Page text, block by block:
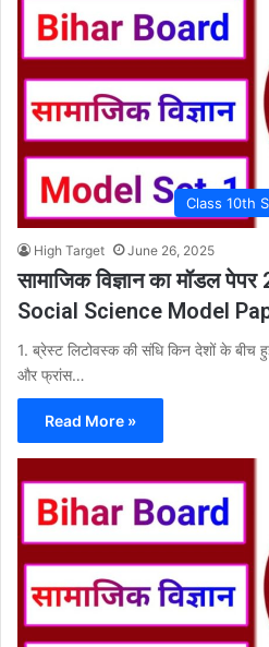
Class 10th
High Target June 26, 2025
सामाजिक विज्ञान का मॉडल
Social Science Model
1. ब्रेस्ट लिटोवस्क की संधि किन देशों के
और फ्रांस…
Read More »